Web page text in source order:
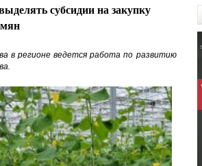
субсидии на закупку
в регионе ведется работа по развитию